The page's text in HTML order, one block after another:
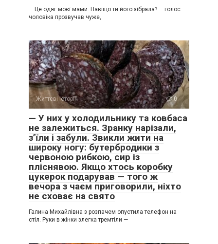
— Це одяг моєї мами. Навіщо ти його зібрала? — голос
чоловіка прозвучав чуже,
Життєві історії 0
— У них у холодильнику та ковбаса
не залежиться. Зранку нарізали,
з’їли і забули. Звикли жити на
широку ногу: бутербродики з
червоною рибкою, сир із
пліснявою. Якщо хтось коробку
цукерок подарував — того ж
вечора з чаєм приговорили, ніхто
не сховає на свято
Галина Михайлівна з розпачем опустила телефон на
стіл. Руки в жінки злегка тремтіли —